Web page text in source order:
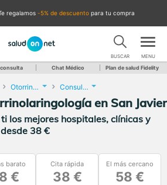
te regalamos -5% de descuento para tu compra
BUSCAR MENU
Chat Médico Plan de salud Fidelity
Otorrinolaringología Consulta de Otorrinolaringología
en San Javier
los mejores hospitales, clínicas y
38 €
barato
€
Cita rápida
38 €
El más cercano
58 €